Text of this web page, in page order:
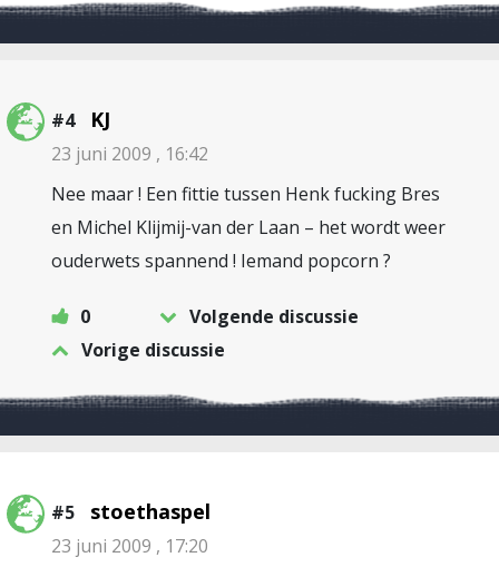
#4 KJ
23 juni 2009 , 16:42
Nee maar ! Een fittie tussen Henk fucking Bres
en Michel Klijmij-van der Laan – het wordt weer
ouderwets spannend ! Iemand popcorn ?
0
Volgende discussie
Vorige discussie
#5 stoethaspel
23 juni 2009 , 17:20